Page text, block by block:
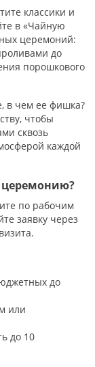
классики и
в «Чайную
церемоний:
до
порошкового
в чем ее фишка?
чтобы
сквозь
каждой
церемонию?
по рабочим
заявку через
до
или
до 10